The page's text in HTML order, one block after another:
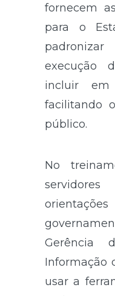
fornecem
para o
execução
incluir
facilitando
público.
No
Gerência
Informação
usar a